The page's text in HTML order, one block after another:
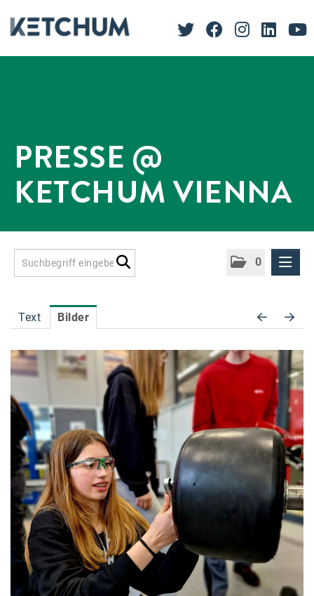
PRESSE @
KETCHUM VIENNA
0
Accessiway
Accor
Anadi Bank
Arthur D. Little
Bake the Shape
BBDO Wien
bellaflora
Be.See.
BISON
Text Bilder